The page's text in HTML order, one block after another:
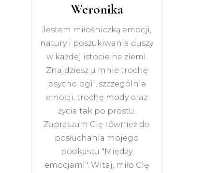
Weronika
Jestem miłośniczką emocji,
natury i poszukiwania duszy
w każdej istocie na ziemi.
Znajdziesz u mnie trochę
psychologii, szczególnie
emocji, trochę mody oraz
życia tak po prostu.
Zapraszam Cię również do
posłuchania mojego
podkastu "Między
emocjami". Witaj, miło Cię